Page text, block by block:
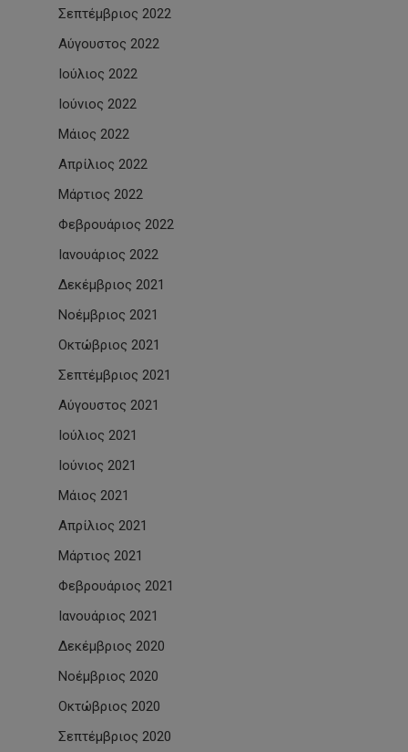
Σεπτέμβριος 2022
Αύγουστος 2022
Ιούλιος 2022
Ιούνιος 2022
Μάιος 2022
Απρίλιος 2022
Μάρτιος 2022
Φεβρουάριος 2022
Ιανουάριος 2022
Δεκέμβριος 2021
Νοέμβριος 2021
Οκτώβριος 2021
Σεπτέμβριος 2021
Αύγουστος 2021
Ιούλιος 2021
Ιούνιος 2021
Μάιος 2021
Απρίλιος 2021
Μάρτιος 2021
Φεβρουάριος 2021
Ιανουάριος 2021
Δεκέμβριος 2020
Νοέμβριος 2020
Οκτώβριος 2020
Σεπτέμβριος 2020